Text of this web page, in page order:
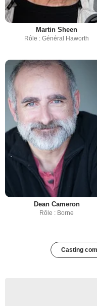
Martin Sheen
Rôle : Général Haworth
Dean Cameron
Rôle : Borne
Casting